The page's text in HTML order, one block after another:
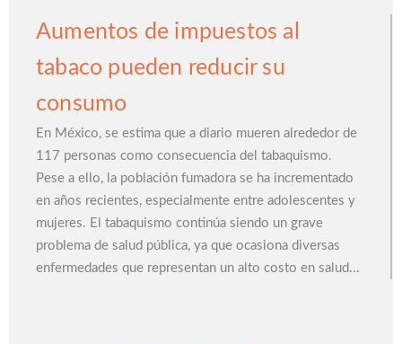
Aumentos de impuestos al
tabaco pueden reducir su
consumo
En México, se estima que a diario mueren alrededor de
117 personas como consecuencia del tabaquismo.
Pese a ello, la población fumadora se ha incrementado
en años recientes, especialmente entre adolescentes y
mujeres. El tabaquismo continúa siendo un grave
problema de salud pública, ya que ocasiona diversas
enfermedades que representan un alto costo en salud...